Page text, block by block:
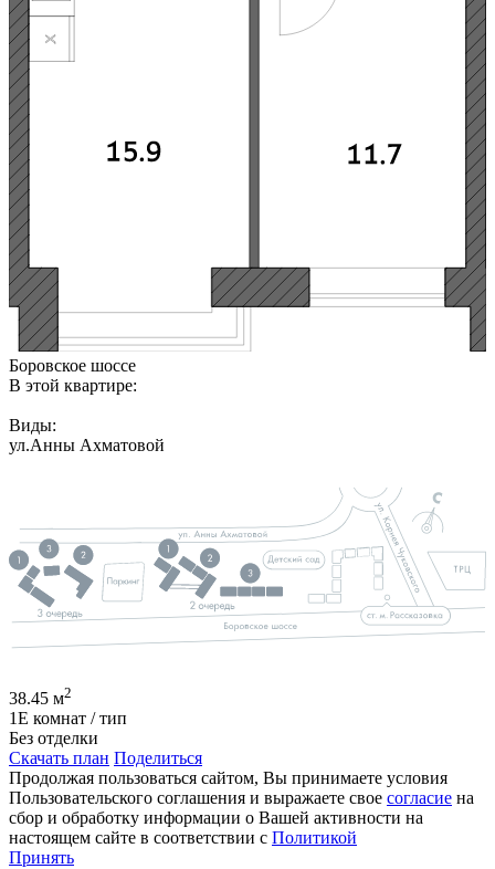
Боровское шоссе
В этой квартире:
Виды:
ул.Анны Ахматовой
38.45 м2
1Е комнат / тип
Без отделки
Скачать план Поделиться
Продолжая пользоваться сайтом, Вы принимаете условия
Пользовательского соглашения и выражаете свое согласие на
сбор и обработку информации о Вашей активности на
настоящем сайте в соответствии с Политикой
Принять